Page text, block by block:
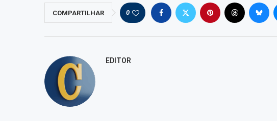
COMPARTILHAR 0
EDITOR